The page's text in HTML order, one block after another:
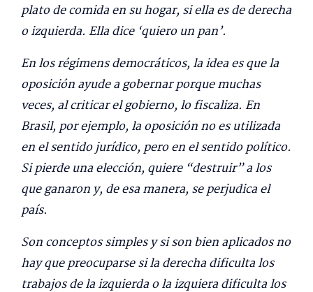
plato de comida en su hogar, si ella es de derecha
o izquierda. Ella dice ‘quiero un pan’.
En los régimens democráticos, la idea es que la
oposición ayude a gobernar porque muchas
veces, al criticar el gobierno, lo fiscaliza. En
Brasil, por ejemplo, la oposición no es utilizada
en el sentido jurídico, pero en el sentido político.
Si pierde una elección, quiere “destruir” a los
que ganaron y, de esa manera, se perjudica el
país.
Son conceptos simples y si son bien aplicados no
hay que preocuparse si la derecha dificulta los
trabajos de la izquierda o la izquiera dificulta los